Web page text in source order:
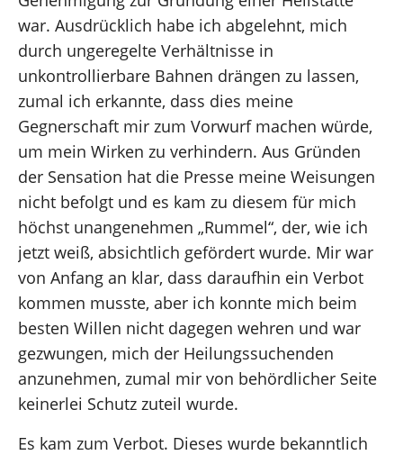
war. Ausdrücklich habe ich abgelehnt, mich
durch ungeregelte Verhältnisse in
unkontrollierbare Bahnen drängen zu lassen,
zumal ich erkannte, dass dies meine
Gegnerschaft mir zum Vorwurf machen würde,
um mein Wirken zu verhindern. Aus Gründen
der Sensation hat die Presse meine Weisungen
nicht befolgt und es kam zu diesem für mich
höchst unangenehmen „Rummel“, der, wie ich
jetzt weiß, absichtlich gefördert wurde. Mir war
von Anfang an klar, dass daraufhin ein Verbot
kommen musste, aber ich konnte mich beim
besten Willen nicht dagegen wehren und war
gezwungen, mich der Heilungssuchenden
anzunehmen, zumal mir von behördlicher Seite
keinerlei Schutz zuteil wurde.
Es kam zum Verbot. Dieses wurde bekanntlich